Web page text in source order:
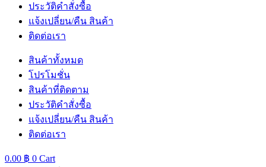
ประวัติคำสั่งซื้อ
แจ้งเปลี่ยน/คืน สินค้า
ติดต่อเรา
สินค้าทั้งหมด
โปรโมชั่น
สินค้าที่ติดตาม
ประวัติคำสั่งซื้อ
แจ้งเปลี่ยน/คืน สินค้า
ติดต่อเรา
0.00 ฿ 0 Cart